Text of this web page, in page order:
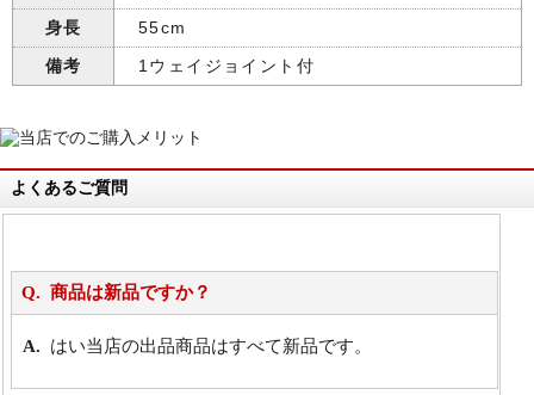
身長
55cm
備考
1ウェイジョイント付
よくあるご質問
商品は新品ですか？
はい当店の出品商品はすべて新品です。